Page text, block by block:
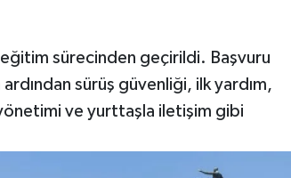
sürecinden geçirildi. Başvuru
sürüş güvenliği, ilk yardım,
ve yurttaşla iletişim gibi